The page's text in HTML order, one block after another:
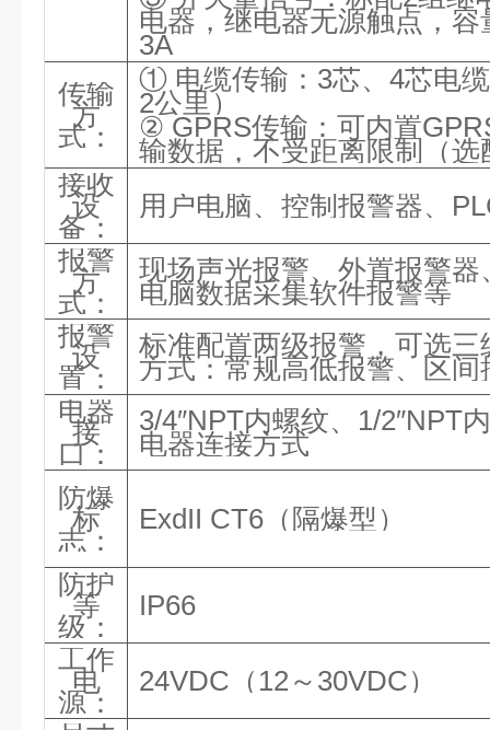
电器，继电器无源触点，容
3A
传输
方
式：
① 电缆传输：3芯、4芯电
2公里）
② GPRS传输：可内置
输数据，不受距离限制（选
接收
设
备：
用户电脑、控制报警器、
报警
方
式：
现场声光报警、外置报警
电脑数据采集软件报警等
报警
设
置：
标准配置两级报警，可选
方式：常规高低报警、区间
电器
接
口：
3/4″NPT内螺纹、1/2″NPT
电器连接方式
防爆
标
志：
ExdII CT6（隔爆型）
防护
等
级：
IP66
工作
电
源：
24VDC（12～30VDC）